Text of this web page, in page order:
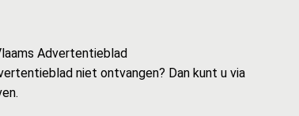
Advertentieblad
niet ontvangen? Dan kunt u via